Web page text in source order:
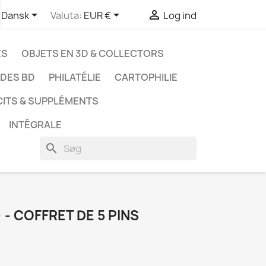
Dansk Valuta: EUR €  Log ind
OBJETS EN 3D & COLLECTORS
BD PHILATÉLIE
CARTOPHILIE
& SUPPLÉMENTS
INTÉGRALE
search
COFFRET DE 5 PINS